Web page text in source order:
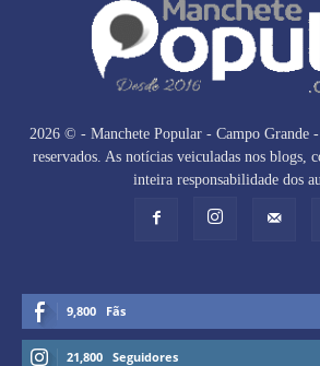
2026 © - Manchete Popular - Campo Grande
reservados. As notícias veiculadas nos blogs,
inteira responsabilidade dos
9,800 Fãs
21,800 Seguidores